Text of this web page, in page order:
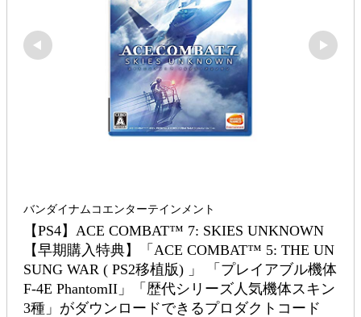
バンダイナムコエンターテインメント
【PS4】ACE COMBAT™ 7: SKIES UNKNOWN
【早期購入特典】「ACE COMBAT™ 5: THE UN
SUNG WAR ( PS2移植版) 」 「プレイアブル機体
F-4E PhantomII」「歴代シリーズ人気機体スキン
3種」がダウンロードできるプロダクトコード